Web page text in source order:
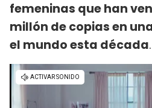
femeninas que han
millón de copias en
el mundo esta década.